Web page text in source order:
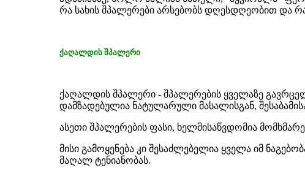
რა სახის შპალერები არსებობს დღესდღეობით და
ქაღალდის შპალერი
ქაღალდის შპალერი - შპალერების ყველაზე
დამზადებულია ნატულარული მასალისგან,
ასეთი შპალერების ფასი, ხელმისაწვდომია
მისი გამოყენება კი შესაძლებელია ყველა იმ
მაღალ ტენიანობას.